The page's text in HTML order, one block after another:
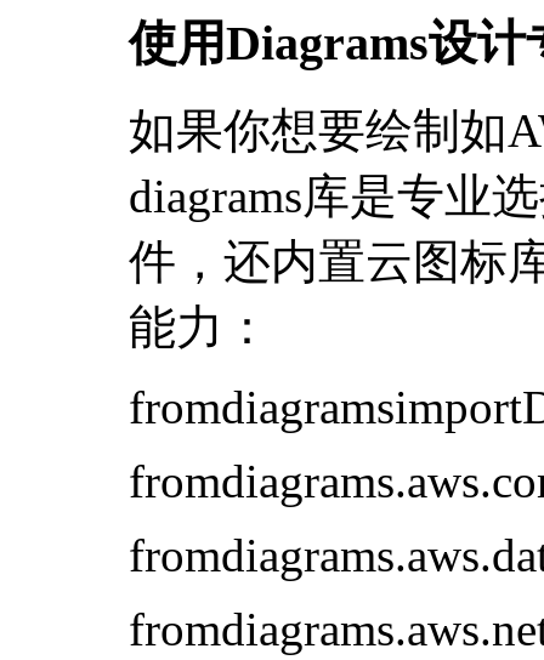
使用Diagrams设计
如果你想要绘制如
diagrams库是专业
件，还内置云图标
能力：